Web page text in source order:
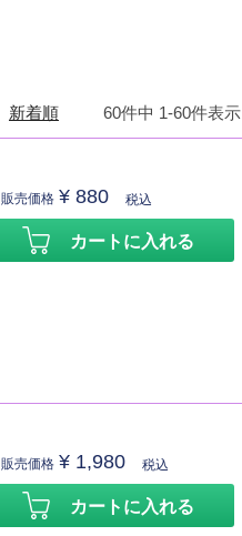
新着順 60件中 1-60件表示
販売価格 ¥ 880 税込
カートに入れる
販売価格 ¥ 1,980 税込
カートに入れる